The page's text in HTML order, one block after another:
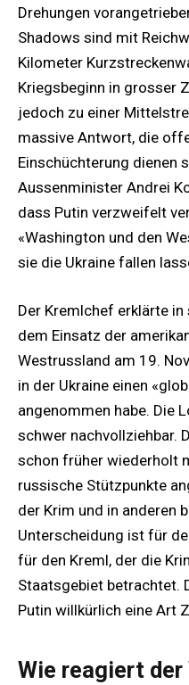
Drehungen
Shadows sind mit
Kilometer
Kriegsbeginn in grosser
jedoch zu einer
massive Antwort, die
Einschüchterung dienen
Aussenminister Andrei
dass Putin verzweifelt
«Washington und den
sie die Ukraine fallen
Der Kremlchef erklärte
dem Einsatz der
Westrussland am 19.
in der Ukraine einen
angenommen habe. Die
schwer nachvollziehbar.
schon früher wiederholt
russische Stützpunkte
der Krim und in anderen
Unterscheidung ist für
für den Kreml, der die
Staatsgebiet betrachtet.
Putin willkürlich eine Art
Wie reagiert der